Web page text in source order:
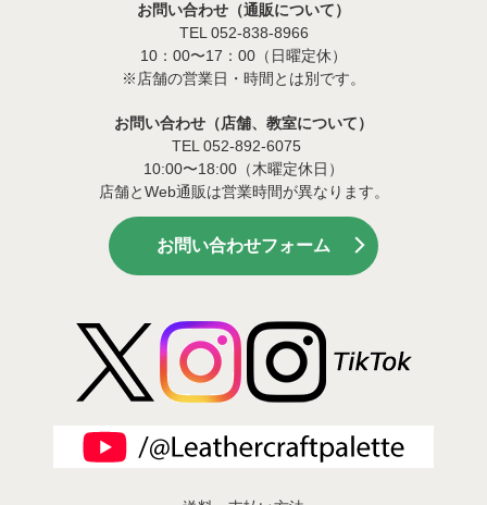
お問い合わせ（通販について）
TEL 052-838-8966
10：00〜17：00（日曜定休）
※店舗の営業日・時間とは別です。
お問い合わせ（店舗、教室について）
TEL 052-892-6075
10:00〜18:00（木曜定休日）
店舗とWeb通販は営業時間が異なります。
お問い合わせフォーム